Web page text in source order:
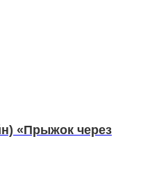
«Прыжок через